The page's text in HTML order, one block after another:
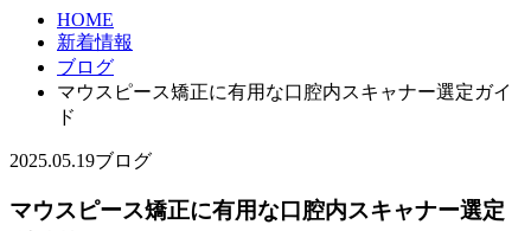
HOME
新着情報
ブログ
マウスピース矯正に有用な口腔内スキャナー選定ガイ
ド
2025.05.19ブログ
マウスピース矯正に有用な口腔内スキャナー選定